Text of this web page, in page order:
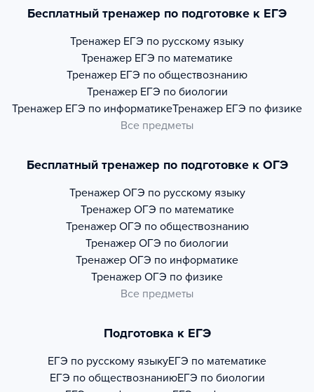
Бесплатный тренажер по подготовке к ЕГЭ
Тренажер ЕГЭ по русскому языку
Тренажер ЕГЭ по математике
Тренажер ЕГЭ по обществознанию
Тренажер ЕГЭ по биологии
Тренажер ЕГЭ по информатикеТренажер ЕГЭ по физике
Все предметы
Бесплатный тренажер по подготовке к ОГЭ
Тренажер ОГЭ по русскому языку
Тренажер ОГЭ по математике
Тренажер ОГЭ по обществознанию
Тренажер ОГЭ по биологии
Тренажер ОГЭ по информатике
Тренажер ОГЭ по физике
Все предметы
Подготовка к ЕГЭ
ЕГЭ по русскому языкуЕГЭ по математике
ЕГЭ по обществознаниюЕГЭ по биологии